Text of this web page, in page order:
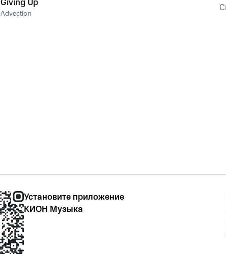
Giving Up
Advection
Установите приложение
КИОН Музыка